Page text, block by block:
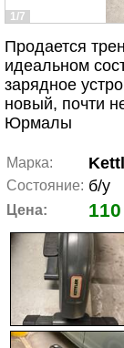
1/7
Продается
идеальном
зарядное
новый, почти
Юрмалы
Марка:
Состояние: б/у
Цена: